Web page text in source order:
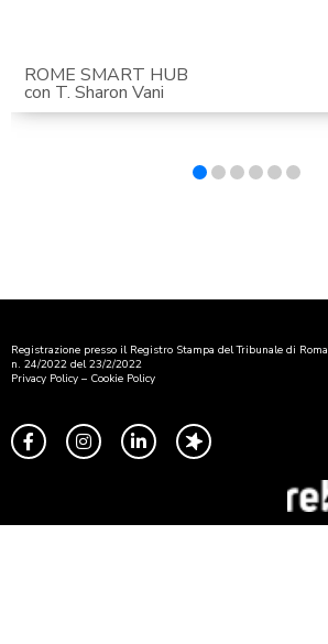
ROME SMART HUB
con T. Sharon Vani
Registrazione presso il Registro Stampa del Tribunale di Roma
n. 24/2022 del 23/2/2022
Privacy Policy – Cookie Policy